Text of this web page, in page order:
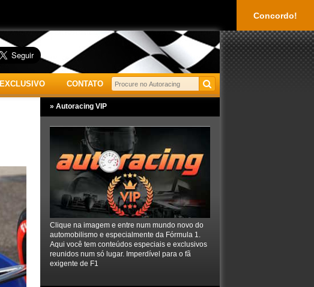
Concordo!
EXCLUSIVO CONTATO
» Autoracing VIP
Clique na imagem e entre num mundo novo do
automobilismo e especialmente da Fórmula 1.
Aqui você tem conteúdos especiais e exclusivos
reunidos num só lugar. Imperdível para o fã
exigente de F1